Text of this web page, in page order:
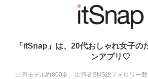
「itSnap」は、20代おしゃれ女子の
ンアプリ♡
出演モデル約800名、出演者SNS総フォロワー